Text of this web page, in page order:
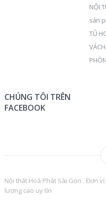
NỘI
sản
TỦ
CHÚNG TÔI TRÊN
FACEBOOK
Nội thất Hoà Phát Sài Gòn . Đơn
lượng cao uy tín